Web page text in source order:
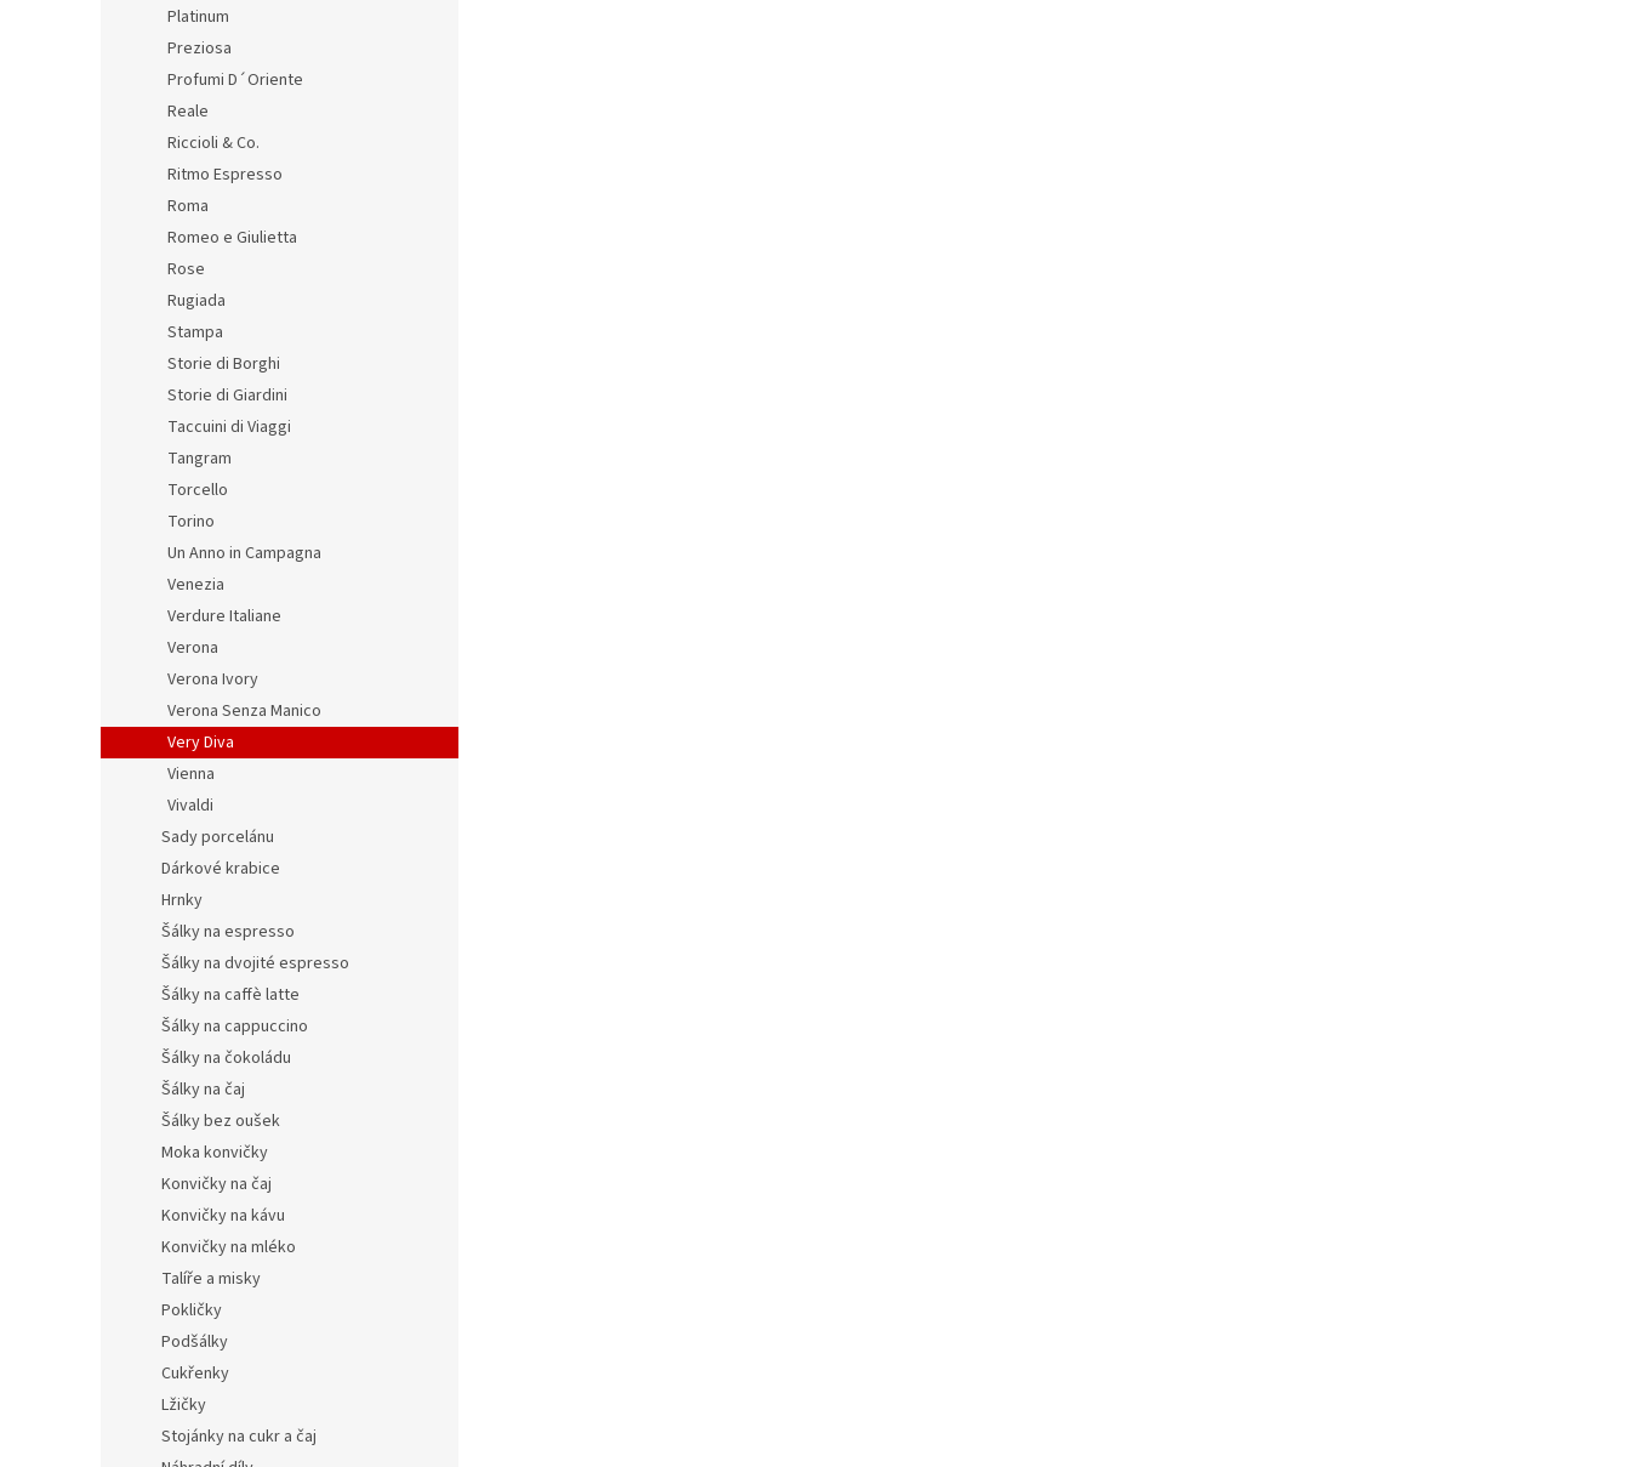
Platinum
Preziosa
Profumi D´Oriente
Reale
Riccioli & Co.
Ritmo Espresso
Roma
Romeo e Giulietta
Rose
Rugiada
Stampa
Storie di Borghi
Storie di Giardini
Taccuini di Viaggi
Tangram
Torcello
Torino
Un Anno in Campagna
Venezia
Verdure Italiane
Verona
Verona Ivory
Verona Senza Manico
Very Diva
Vienna
Vivaldi
Sady porcelánu
Dárkové krabice
Hrnky
Šálky na espresso
Šálky na dvojité espresso
Šálky na caffè latte
Šálky na cappuccino
Šálky na čokoládu
Šálky na čaj
Šálky bez oušek
Moka konvičky
Konvičky na čaj
Konvičky na kávu
Konvičky na mléko
Talíře a misky
Pokličky
Podšálky
Cukřenky
Lžičky
Stojánky na cukr a čaj